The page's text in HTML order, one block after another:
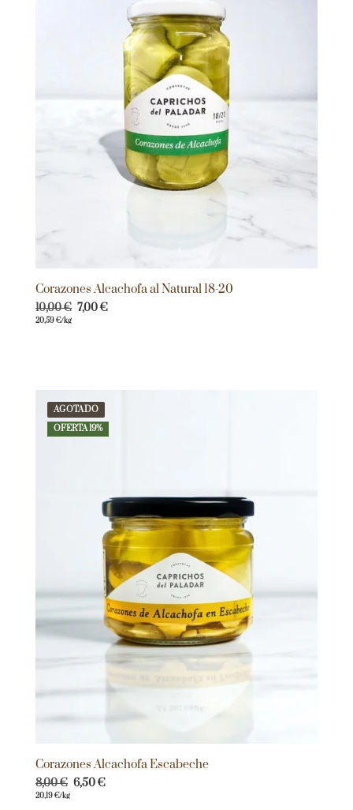
Corazones Alcachofa al Natural 18-20
10,00€ 7,00€
20,59€/kg
AGOTADO
OFERTA 19%
Corazones Alcachofa Escabeche
8,00€ 6,50€
20,19€/kg